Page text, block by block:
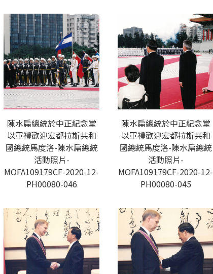
陳水扁總統於中正紀念堂
以軍禮歡迎宏都拉斯共和
國總統馬度洛-陳水扁總統
活動照片-
MOFA109179CF-2020-12-
PH00080-046
陳水扁總統於中正紀念堂
以軍禮歡迎宏都拉斯共和
國總統馬度洛-陳水扁總統
活動照片-
MOFA109179CF-2020-12-
PH00080-045